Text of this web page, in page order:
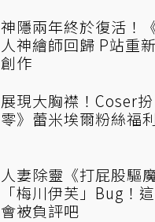
神隱兩年終於復活！
人神繪師回歸 P站重
創作
展現大胸襟！Coser
零》蕾米埃爾粉絲福
人妻除靈《打屁股驅
「梅川伊芙」Bug！
會被負評吧